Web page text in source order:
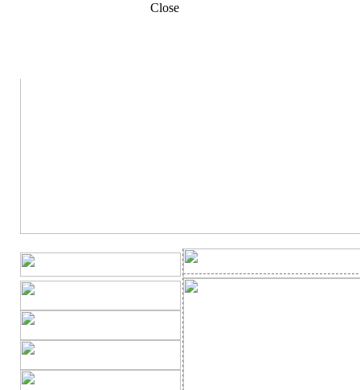
Close